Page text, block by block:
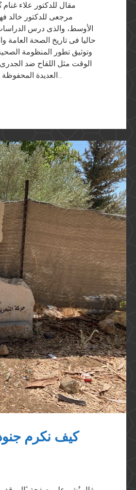
مرجعى للدكتور خالد
الأوسط، والذى درس
حاليا فى تاريخ الصحة
وتوثيق تطور المنظومة
الوقت مثل اللقاح ضد
العديدة المحفوظة فى دور الكتب والتى من خلالها تتبع الدكتور خالد تاريخ الصحة العامة…
كيف نكرم